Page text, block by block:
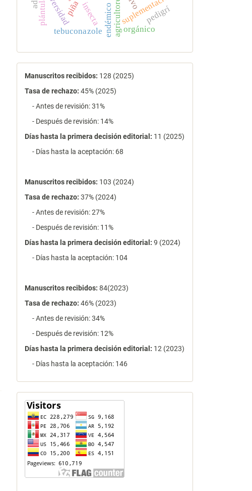
agricultoressuplementación
diversidad insecta endémico
piña
tebuconazole
pedigrí
orgánico
plántula
estadísticas
Manuscritos recibidos: 128 (2025)
Tasa de rechazo: 45% (2025)
- Antes de revisión: 31%
- Después de revisión: 14%
Días hasta la primera decisión editorial: 11 (2025)
- Días hasta la aceptación: 68
Manuscritos recibidos: 103 (2024)
Tasa de rechazo: 37% (2024)
- Antes de revisión: 27%
- Después de revisión: 11%
Días hasta la primera decisión editorial: 9 (2024)
- Días hasta la aceptación: 104
Manuscritos recibidos: 84(2023)
Tasa de rechazo: 46% (2023)
- Antes de revisión: 34%
- Después de revisión: 12%
Días hasta la primera decisión editorial: 12 (2023)
- Días hasta la aceptación: 146
contador